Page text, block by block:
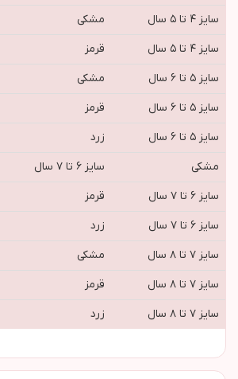
سایز ۴ تا ۵ سال
مشکی
سایز ۴ تا ۵ سال
قرمز
سایز ۵ تا ۶ سال
مشکی
سایز ۵ تا ۶ سال
قرمز
سایز ۵ تا ۶ سال
زرد
مشکی
سایز ۶ تا ۷ سال
سایز ۶ تا ۷ سال
قرمز
سایز ۶ تا ۷ سال
زرد
سایز ۷ تا ۸ سال
مشکی
سایز ۷ تا ۸ سال
قرمز
سایز ۷ تا ۸ سال
زرد